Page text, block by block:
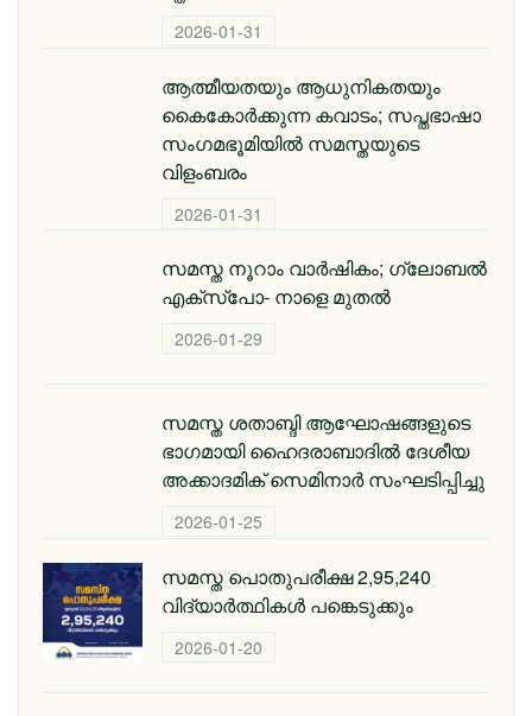
2026-01-31
ആത്മീയതയും ആധുനികതയും
കൈകോർക്കുന്ന കവാടം; സപ്തഭാഷാ
സംഗമഭൂമിയിൽ സമസ്തയുടെ
വിളംബരം
2026-01-31
സമസ്ത നൂറാം വാർഷികം; ഗ്ലോബല്‍
എക്‌സ്‌പോ- നാളെ മുതൽ
2026-01-29
സമസ്ത ശതാബ്ദി ആഘോഷങ്ങളുടെ
ഭാഗമായി ഹൈദരാബാദില്‍ ദേശീയ
അക്കാദമിക് സെമിനാര്‍ സംഘടിപ്പിച്ചു
2026-01-25
സമസ്ത പൊതുപരീക്ഷ 2,95,240
വിദ്യാര്‍ത്ഥികള്‍ പങ്കെടുക്കും
2026-01-20